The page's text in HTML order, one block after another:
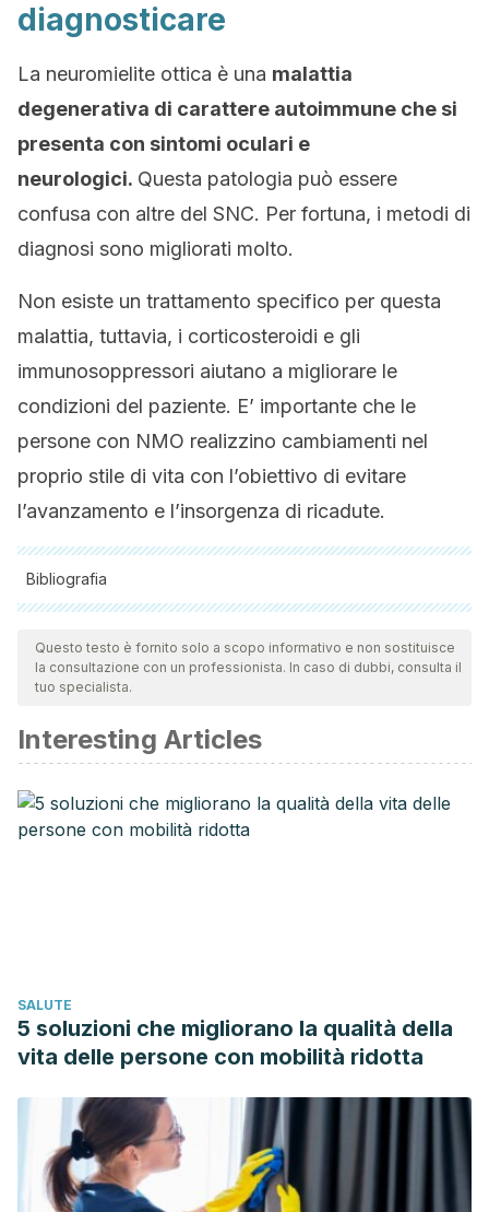
diagnosticare
La neuromielite ottica è una malattia
degenerativa di carattere autoimmune che si
presenta con sintomi oculari e
neurologici. Questa patologia può essere
confusa con altre del SNC. Per fortuna, i metodi di
diagnosi sono migliorati molto.
Non esiste un trattamento specifico per questa
malattia, tuttavia, i corticosteroidi e gli
immunosoppressori aiutano a migliorare le
condizioni del paziente. E’ importante che le
persone con NMO realizzino cambiamenti nel
proprio stile di vita con l’obiettivo di evitare
l’avanzamento e l’insorgenza di ricadute.
Bibliografia
Tutte le fonti citate sono state esaminate a fondo dal nostro
team per garantirne la qualità, l'affidabilità, l'attualità e la
validità. La bibliografia di questo articolo è stata considerata
Lopategui Cabezas I., Cervantes Llano M., Pentón Rol G..
Neuromielitis óptica: Principales diferencias con la
esclerosis múltiple. An. Med. Interna (Madrid). 2008; 25( 6
): 294-296.
óptica, anticuerpos anti-acuaporina 4. Rev Med MD.
Pinzón A, Echeverry T, Rodríguez A. Neuromielitis óptica
(enfermedad de Devic)
Acta Médica Colombiana.
2010;35(1):21-25.
Wingerchuk DM, Lennon VA, Lucchinetti CF, Pittock SJ,
Weinshenker BG. The spectrum of neuromyelitis optica.
Questo testo è fornito solo a scopo informativo e non sostituisce
la consultazione con un professionista. In caso di dubbi, consulta il
tuo specialista.
Interesting Articles
SALUTE
5 soluzioni che migliorano la qualità della
vita delle persone con mobilità ridotta